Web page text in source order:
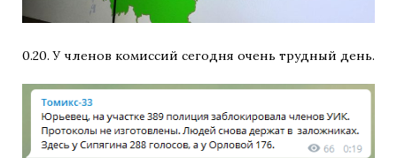
0.20. У членов комиссий сегодня очень трудный день.